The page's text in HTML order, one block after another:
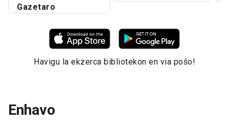
Gazetaro
Havigu la ekzerca bibliotekon en via poŝo!
Enhavo